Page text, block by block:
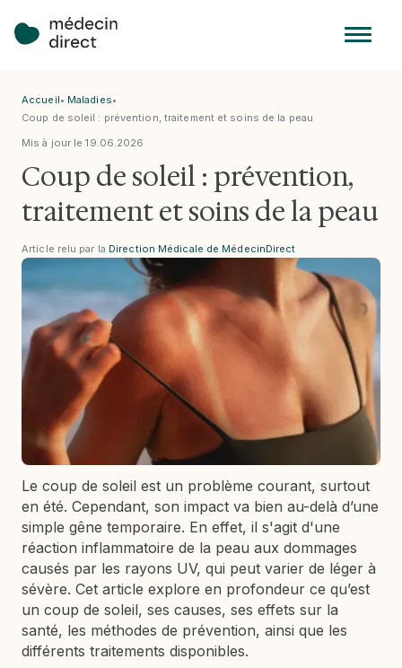
Accueil• Maladies•
Coup de soleil : prévention, traitement et soins de la peau
Coup de soleil : prévention,
traitement et soins de la peau
Mis à jour le19.06.2026
Article relu par la Direction Médicale de MédecinDirect
Le coup de soleil est un problème courant, surtout
en été. Cependant, son impact va bien au-delà d’une
simple gêne temporaire. En effet, il s'agit d'une
réaction inflammatoire de la peau aux dommages
causés par les rayons UV, qui peut varier de léger à
sévère. Cet article explore en profondeur ce qu’est
un coup de soleil, ses causes, ses effets sur la
santé, les méthodes de prévention, ainsi que les
différents traitements disponibles.